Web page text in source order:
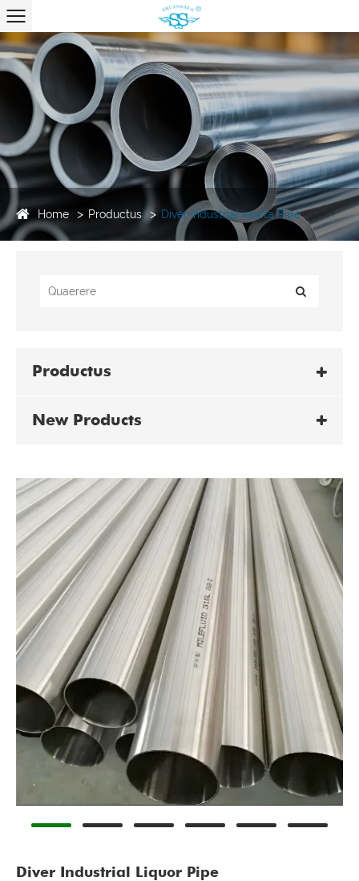
Home Productus Diver Industrial iuncta Pipe
Productus
New Products
Diver Industrial Liquor Pipe